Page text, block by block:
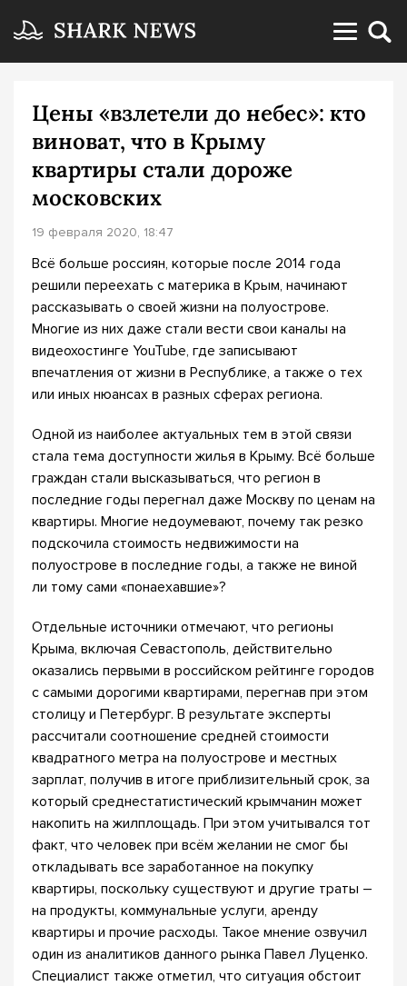
Цены «взлетели до небес»: кто
виноват, что в Крыму
квартиры стали дороже
московских
19 февраля 2020, 18:47
Всё больше россиян, которые после 2014 года
решили переехать с материка в Крым, начинают
рассказывать о своей жизни на полуострове.
Многие из них даже стали вести свои каналы на
видеохостинге YouTube, где записывают
впечатления от жизни в Республике, а также о тех
или иных нюансах в разных сферах региона.
Одной из наиболее актуальных тем в этой связи
стала тема доступности жилья в Крыму. Всё больше
граждан стали высказываться, что регион в
последние годы перегнал даже Москву по ценам на
квартиры. Многие недоумевают, почему так резко
подскочила стоимость недвижимости на
полуострове в последние годы, а также не виной
ли тому сами «понаехавшие»?
Отдельные источники отмечают, что регионы
Крыма, включая Севастополь, действительно
оказались первыми в российском рейтинге городов
с самыми дорогими квартирами, перегнав при этом
столицу и Петербург. В результате эксперты
рассчитали соотношение средней стоимости
квадратного метра на полуострове и местных
зарплат, получив в итоге приблизительный срок, за
который среднестатистический крымчанин может
накопить на жилплощадь. При этом учитывался тот
факт, что человек при всём желании не смог бы
откладывать все заработанное на покупку
квартиры, поскольку существуют и другие траты –
на продукты, коммунальные услуги, аренду
квартиры и прочие расходы. Такое мнение озвучил
один из аналитиков данного рынка Павел Луценко.
Специалист также отметил, что ситуация обстоит